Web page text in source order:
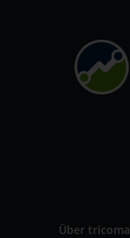
Über tricoma